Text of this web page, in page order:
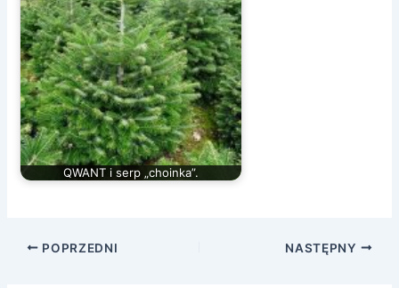
QWANT i serp „choinka”.
POPRZEDNI NASTĘPNY